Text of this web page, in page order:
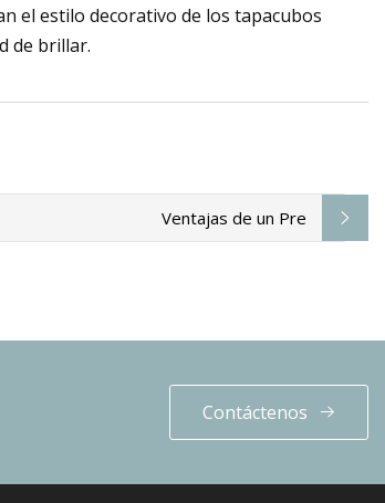
el estilo decorativo de los tapacubos
de brillar.
Ventajas de un Pre
Contáctenos